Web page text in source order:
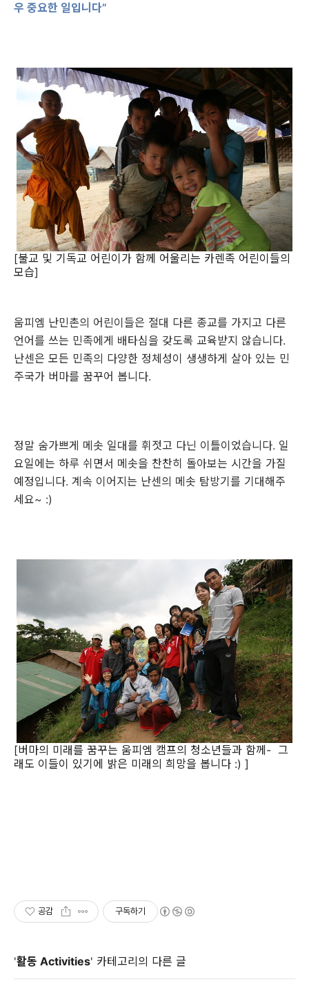
우 중요한 일입니다”
[불교 및 기독교 어린이가 함께 어울리는 카렌족 어린이들의
모습]
움피엠 난민촌의 어린이들은 절대 다른 종교를 가지고 다른
언어를 쓰는 민족에게 배타심을 갖도록 교육받지 않습니다.
난센은 모든 민족의 다양한 정체성이 생생하게 살아 있는 민
주국가 버마를 꿈꾸어 봅니다.
정말 숨가쁘게 메솟 일대를 휘젓고 다닌 이틀이었습니다. 일
요일에는 하루 쉬면서 메솟을 찬찬히 돌아보는 시간을 가질
예정입니다. 계속 이어지는 난센의 메솟 탐방기를 기대해주
세요~ :)
[버마의 미래를 꿈꾸는 움피엠 캠프의 청소년들과 함께- 그
래도 이들이 있기에 밝은 미래의 희망을 봅니다 :) ]
공감 구독하기
'활동 Activities' 카테고리의 다른 글